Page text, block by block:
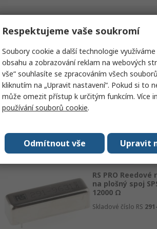
Momentáln_
RS PRO
na plošný spoj
200 Ω
Skladové číslo RS
RS PRO
na plošný spoj
12000 Ω
Skladové číslo RS
Respektujeme vaše soukromí
Soubory cookie a další technologie
obsahu a zobrazování reklam na webových
vše“ souhlasíte se zpracováním všech
kliknutím na „Upravit nastavení“. Pokud si to
může omezit přístup k určitým funkcím. Více
používání souborů cookie.
Upravit
Odmítnout vše